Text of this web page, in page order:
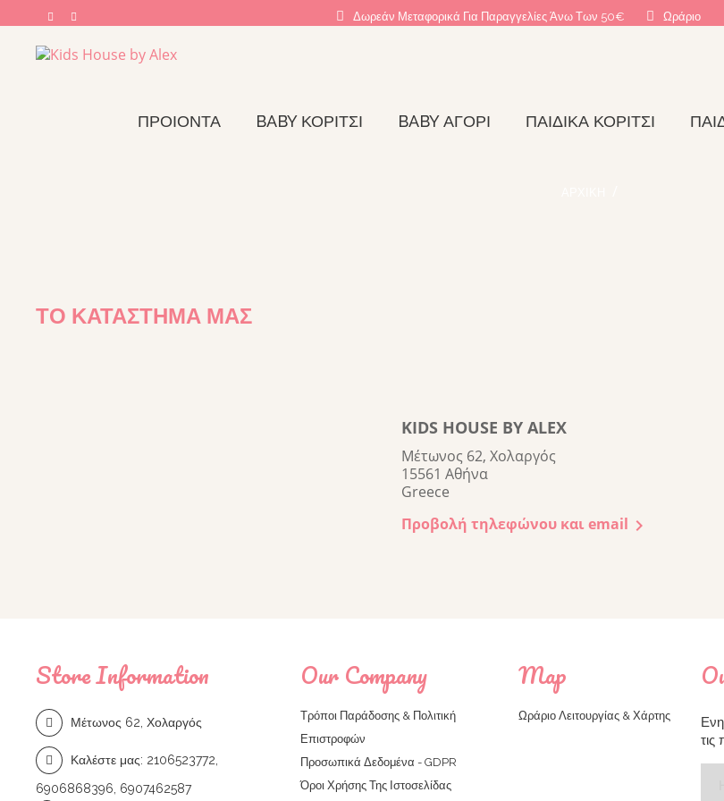
Δωρεάν Μεταφορικά Για Παραγγελίες Άνω Των 50€ Ωράριο
ΠΡΟΙΟΝΤΑ BABY ΚΟΡΊΤΣΙ BABY ΑΓΌΡΙ ΠΑΙΔΙΚΆ ΚΟΡΊΤΣΙ
ΤΟ ΚΑΤΆΣΤΗΜΑ ΜΑΣ
KIDS HOUSE BY ALEX
Μέτωνος 62, Χολαργός
15561 Αθήνα
Greece
Προβολή τηλεφώνου και email 
Store Information
Μέτωνος 62, Χολαργός
Καλέστε μας: 2106523772,
6906868396, 6907462587
Our Company
Τρόποι Παράδοσης & Πολιτική
Επιστροφών
Προσωπικά Δεδομένα - GDPR
Όροι Χρήσης Της Ιστοσελίδας
Map
Ωράριο Λειτουργίας & Χάρτης